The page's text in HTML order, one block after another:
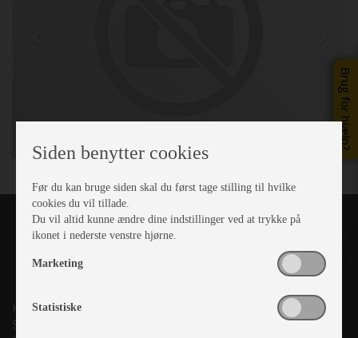
Brug for hjælp?
Kronjyllands Camping Center A/S
Suderholmen 10, 8960 Randers SØ
Siden benytter cookies
Før du kan bruge siden skal du først tage stilling til hvilke
cookies du vil tillade.
Du vil altid kunne ændre dine indstillinger ved at trykke på
ikonet i nederste venstre hjørne.
Marketing
Statistiske